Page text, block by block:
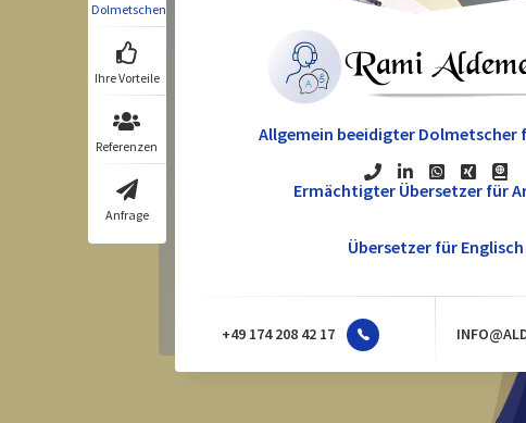
Dolmetschen
Ihre Vorteile
Referenzen
Anfrage
Allgemein beeidigter Dolmetscher
Ermächtigter Übersetzer für
Übersetzer für Englisch
+49 174 208 42 17